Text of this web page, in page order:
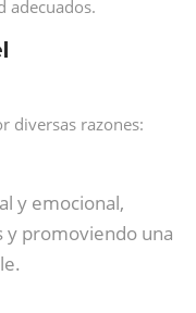
adecuados.
diversas razones:
y emocional,
promoviendo una